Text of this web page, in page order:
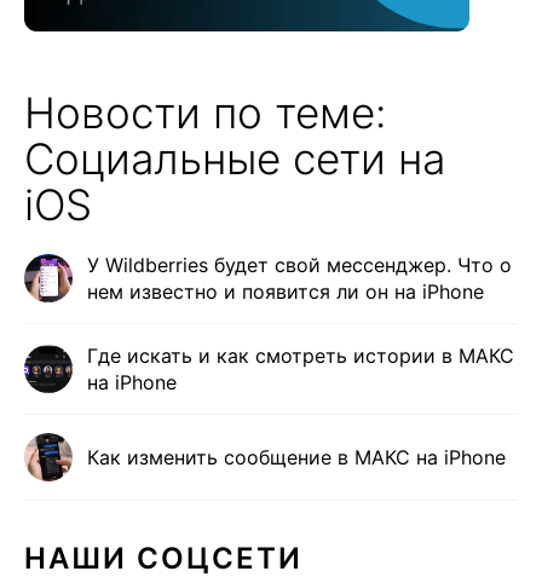
Новости по теме:
Социальные сети на
iOS
У Wildberries будет свой мессенджер. Что о
нем известно и появится ли он на iPhone
Где искать и как смотреть истории в МАКС
на iPhone
Как изменить сообщение в МАКС на iPhone
НАШИ СОЦСЕТИ